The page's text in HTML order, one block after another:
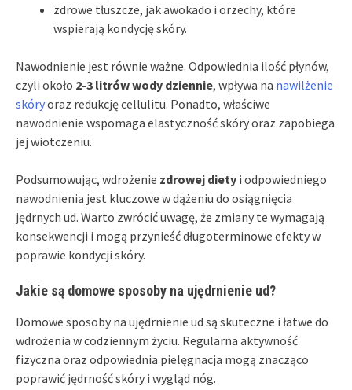
zdrowe tłuszcze, jak awokado i orzechy, które
wspierają kondycję skóry.
Nawodnienie jest równie ważne. Odpowiednia ilość płynów,
czyli około 2-3 litrów wody dziennie, wpływa na nawilżenie
skóryoraz redukcję cellulitu. Ponadto, właściwe
nawodnienie wspomaga elastyczność skóry oraz zapobiega
jej wiotczeniu.
Podsumowując, wdrożenie zdrowej diety i odpowiedniego
nawodnienia jest kluczowe w dążeniu do osiągnięcia
jędrnych ud. Warto zwrócić uwagę, że zmiany te wymagają
konsekwencji i mogą przynieść długoterminowe efekty w
poprawie kondycji skóry.
Jakie są domowe sposoby na ujędrnienie ud?
Domowe sposoby na ujędrnienie ud są skuteczne i łatwe do
wdrożenia w codziennym życiu. Regularna aktywność
fizyczna oraz odpowiednia pielęgnacja mogą znacząco
poprawić jędrność skóry i wygląd nóg.